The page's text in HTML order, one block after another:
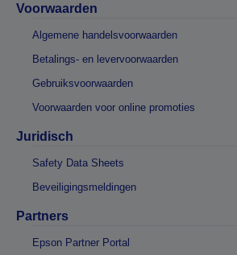
Voorwaarden
Algemene handelsvoorwaarden
Betalings- en levervoorwaarden
Gebruiksvoorwaarden
Voorwaarden voor online promoties
Juridisch
Safety Data Sheets
Beveiligingsmeldingen
Partners
Epson Partner Portal